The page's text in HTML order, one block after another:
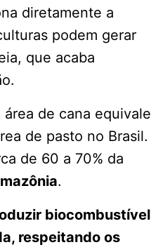
diretamente a
podem gerar
que acaba
área de cana equivale
de pasto no Brasil.
de 60 a 70% da
.
biocombustível
respeitando os